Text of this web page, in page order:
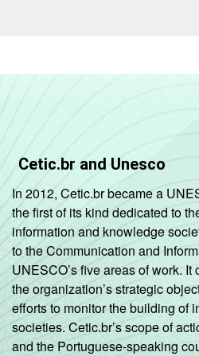
Cetic.br and Unesco
In 2012, Cetic.br became a
the first of its kind dedicated to
information and knowledge
to the Communication and
UNESCO’s five areas of work.
the organization’s strategic
efforts to monitor the building of
societies. Cetic.br’s scope of
and the Portuguese-speaking